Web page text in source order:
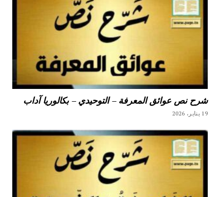
شرح نص عوائق المعرفة – التوحيدي – بكالوريا آداب
19 يناير، 2026